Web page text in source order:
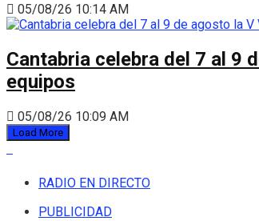
05/08/26 10:14 AM
Cantabria celebra del 7 al 9
equipos
05/08/26 10:09 AM
Load More
RADIO EN DIRECTO
PUBLICIDAD